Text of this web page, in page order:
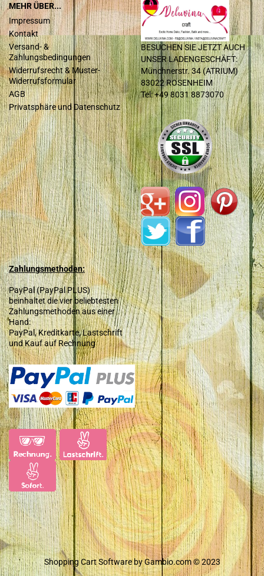
MEHR ÜBER...
Impressum
Kontakt
Versand- &
Zahlungsbedingungen
Widerrufsrecht & Muster-
Widerrufsformular
AGB
Privatsphäre und Datenschutz
BESUCHEN SIE JETZT AUCH
UNSER LADENGESCHÄFT:
Münchnerstr. 34 (ATRIUM)
83022 ROSENHEIM
Tel: +49 8031 8873070
Zahlungsmethoden:
PayPal (PayPal PLUS)
beinhaltet die vier beliebtesten
Zahlungsmethoden aus einer
Hand:
PayPal, Kreditkarte, Lastschrift
und Kauf auf Rechnung
Shopping Cart Softwareby Gambio.com © 2023